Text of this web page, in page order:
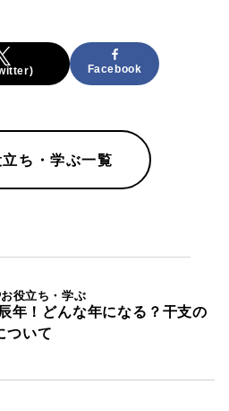
Facebook
ち・学ぶ一覧
お役立ち・学ぶ
年！どんな年になる？干支の
ついて